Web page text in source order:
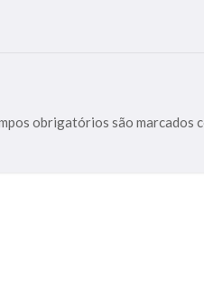
obrigatórios são marcados